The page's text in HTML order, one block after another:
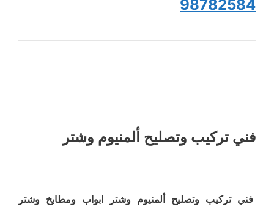
98782584
فني تركيب وتصليح ألمنيوم وشتر
فني تركيب وتصليح ألمنيوم وشتر ابواب ومطابخ وشتر